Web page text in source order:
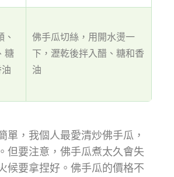
、
糖
佛手瓜切絲，用開水燙一
下，瀝乾後拌入醋、糖和香
油
單，我個人最愛清炒佛手瓜，
但要注意，佛手瓜煮太久會失
候要拿捏好。佛手瓜的價格不